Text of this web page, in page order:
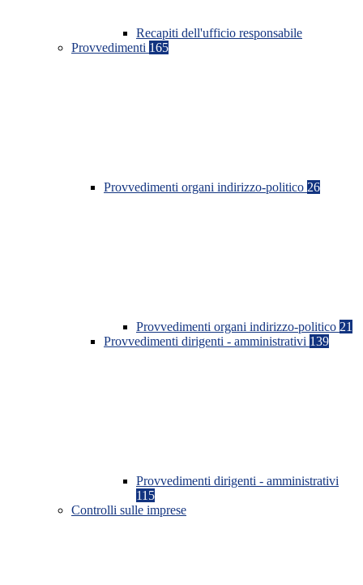
Recapiti dell'ufficio responsabile
Provvedimenti 165
Provvedimenti organi indirizzo-politico 26
Provvedimenti organi indirizzo-politico 21
Provvedimenti dirigenti - amministrativi 139
Provvedimenti dirigenti - amministrativi
115
Controlli sulle imprese